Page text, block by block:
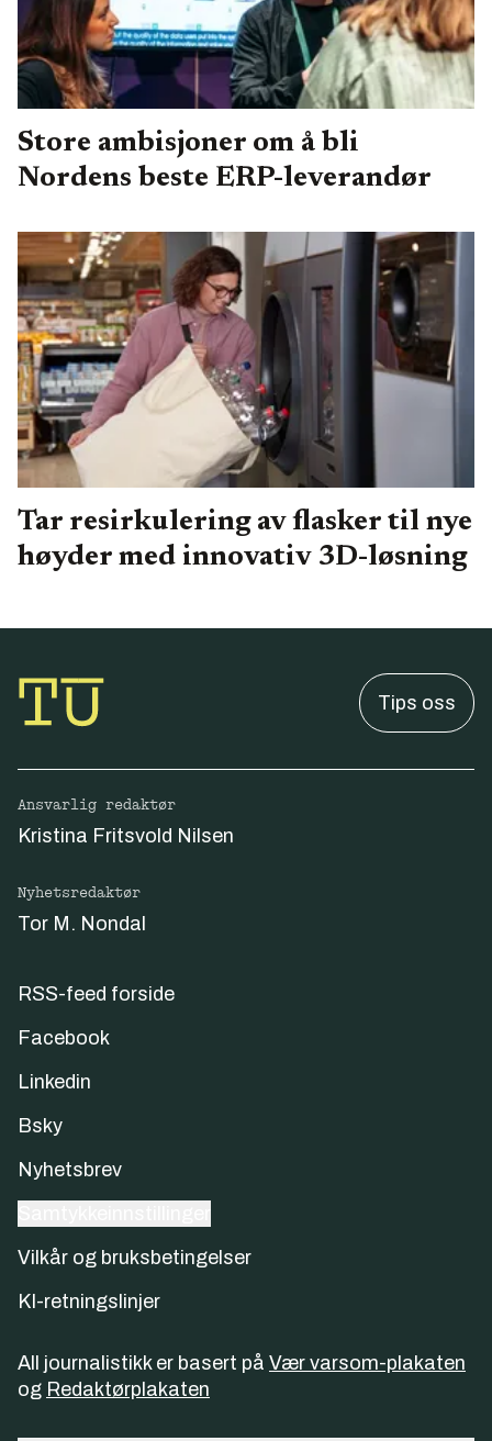
Store ambisjoner om å bli
Nordens beste ERP-leverandør
Tar resirkulering av flasker til nye
høyder med innovativ 3D-løsning
Tips oss
Ansvarlig redaktør
Kristina Fritsvold Nilsen
Nyhetsredaktør
Tor M. Nondal
RSS-feed forside
Facebook
Linkedin
Bsky
Nyhetsbrev
Vilkår og bruksbetingelser
KI-retningslinjer
All journalistikk er basert på Vær varsom-plakaten
og Redaktørplakaten